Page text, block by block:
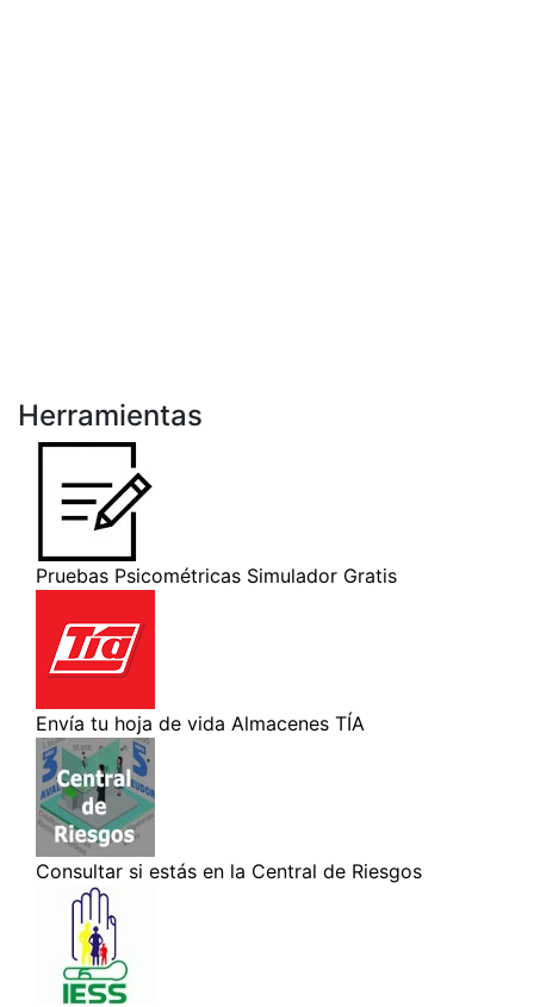
Herramientas